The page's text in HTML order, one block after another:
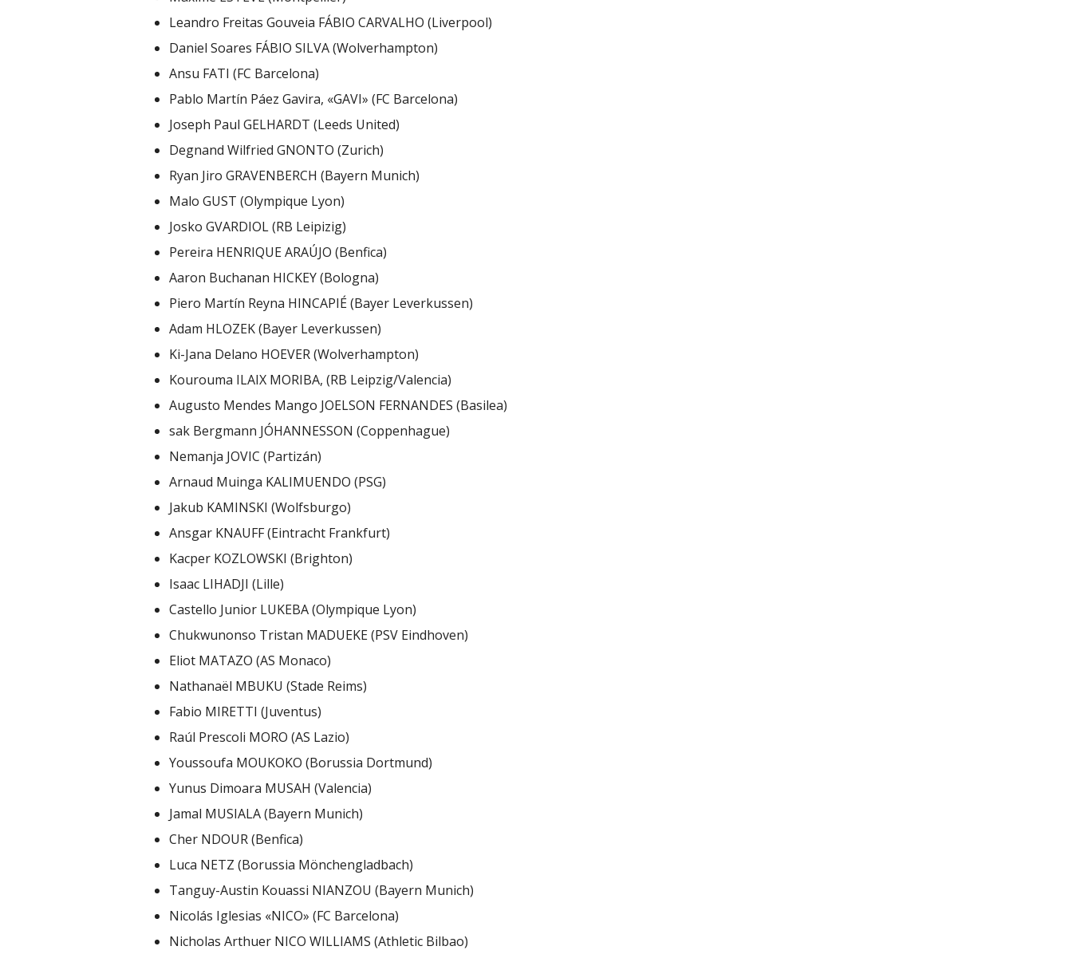
Leandro Freitas Gouveia FÁBIO CARVALHO (Liverpool)
Daniel Soares FÁBIO SILVA (Wolverhampton)
Ansu FATI (FC Barcelona)
Pablo Martín Páez Gavira, «GAVI» (FC Barcelona)
Joseph Paul GELHARDT (Leeds United)
Degnand Wilfried GNONTO (Zurich)
Ryan Jiro GRAVENBERCH (Bayern Munich)
Malo GUST (Olympique Lyon)
Josko GVARDIOL (RB Leipizig)
Pereira HENRIQUE ARAÚJO (Benfica)
Aaron Buchanan HICKEY (Bologna)
Piero Martín Reyna HINCAPIÉ (Bayer Leverkussen)
Adam HLOZEK (Bayer Leverkussen)
Ki-Jana Delano HOEVER (Wolverhampton)
Kourouma ILAIX MORIBA, (RB Leipzig/Valencia)
Augusto Mendes Mango JOELSON FERNANDES (Basilea)
sak Bergmann JÓHANNESSON (Coppenhague)
Nemanja JOVIC (Partizán)
Arnaud Muinga KALIMUENDO (PSG)
Jakub KAMINSKI (Wolfsburgo)
Ansgar KNAUFF (Eintracht Frankfurt)
Kacper KOZLOWSKI (Brighton)
Isaac LIHADJI (Lille)
Castello Junior LUKEBA (Olympique Lyon)
Chukwunonso Tristan MADUEKE (PSV Eindhoven)
Eliot MATAZO (AS Monaco)
Nathanaël MBUKU (Stade Reims)
Fabio MIRETTI (Juventus)
Raúl Prescoli MORO (AS Lazio)
Youssoufa MOUKOKO (Borussia Dortmund)
Yunus Dimoara MUSAH (Valencia)
Jamal MUSIALA (Bayern Munich)
Cher NDOUR (Benfica)
Luca NETZ (Borussia Mönchengladbach)
Tanguy-Austin Kouassi NIANZOU (Bayern Munich)
Nicolás Iglesias «NICO» (FC Barcelona)
Nicholas Arthuer NICO WILLIAMS (Athletic Bilbao)